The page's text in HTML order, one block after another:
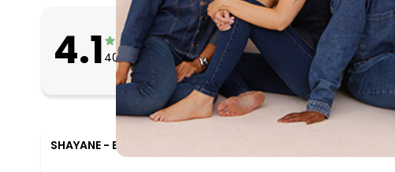
maio/2026
abril/2026
fevereiro/2026
4.1 40 avaliações
O que as clientes
Apertado
Bom
Folgado
SHAYANE - BELA VISTA DE MINAS - MG